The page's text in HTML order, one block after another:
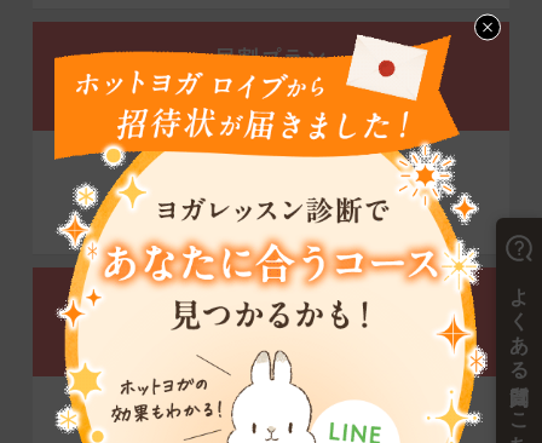
昼割プラン
デイタイム会員限定
3ヶ月間 通常価格の半額
※3ヶ月間の継続必要。
※4ヶ月目からプラン変更可。※1
初月半額プラン
初月 通常価格の半額